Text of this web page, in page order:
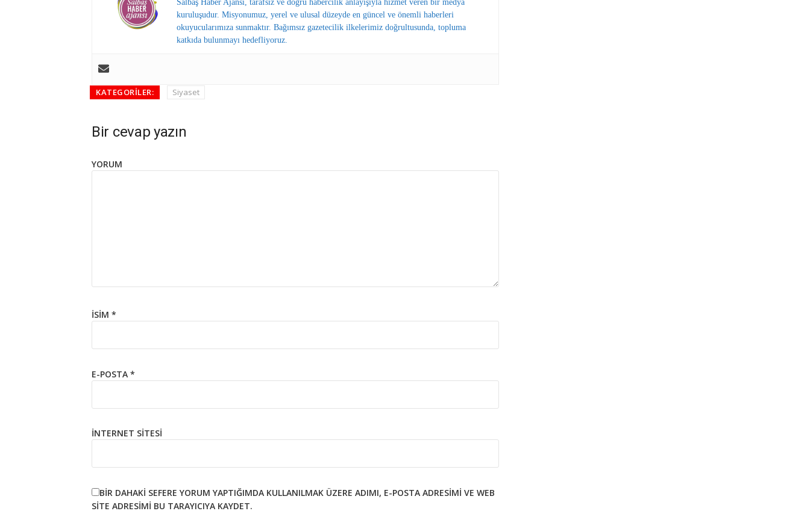
Salbaş Haber Ajansı, tarafsız ve doğru habercilik anlayışıyla hizmet veren bir medya
kuruluşudur. Misyonumuz, yerel ve ulusal düzeyde en güncel ve önemli haberleri
okuyucularımıza sunmaktır. Bağımsız gazetecilik ilkelerimiz doğrultusunda, topluma
katkıda bulunmayı hedefliyoruz.
KATEGORILER: Siyaset
Bir cevap yazın
YORUM
İSIM *
E-POSTA *
İNTERNET SITESI
BIR DAHAKI SEFERE YORUM YAPTIĞIMDA KULLANILMAK ÜZERE ADIMI, E-POSTA ADRESIMI VE WEB
SITE ADRESIMI BU TARAYICIYA KAYDET.